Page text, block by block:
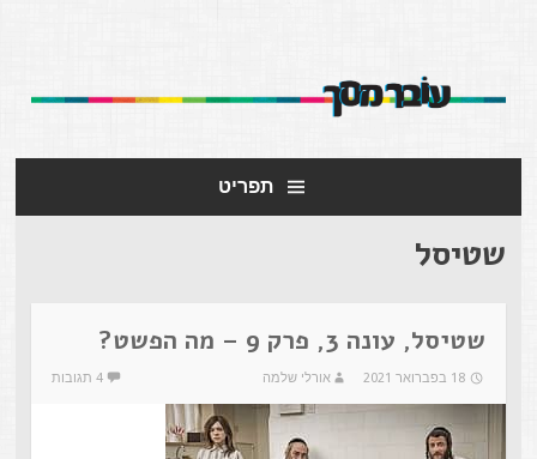
עובר מסך
אתר העוסק במסרים שמעבירות תכניות הטלוויזיה.
תפריט
שטיסל
שטיסל, עונה 3, פרק 9 – מה הפשט?
18 בפברואר 2021 אורלי שלמה 4 תגובות